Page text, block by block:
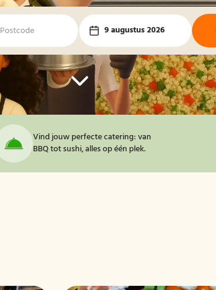
9 augustus 2026
Vind jouw perfecte catering: van
BBQ tot sushi, alles op één plek.